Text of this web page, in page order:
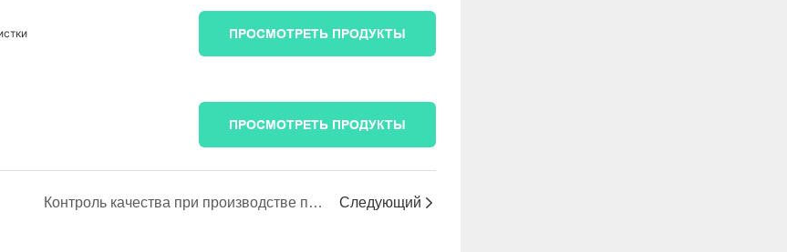
ПРОСМОТРЕТЬ ПРОДУКТЫ
ПРОСМОТРЕТЬ ПРОДУКТЫ
Контроль качества при производстве пылесосов Следующий